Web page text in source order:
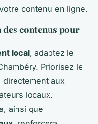
contenu en ligne.
contenus pour
local, adaptez le
Priorisez le
directement aux
locaux.
ainsi que